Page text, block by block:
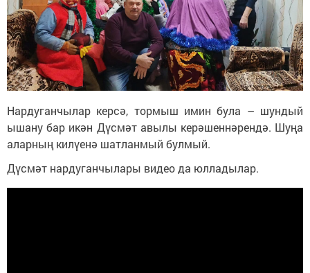
Нардуганчылар керсә, тормыш имин була – шундый
ышану бар икән Дүсмәт авылы керәшеннәрендә. Шуңа
аларның килүенә шатланмый булмый.
Дүсмәт нардуганчылары видео да юлладылар.